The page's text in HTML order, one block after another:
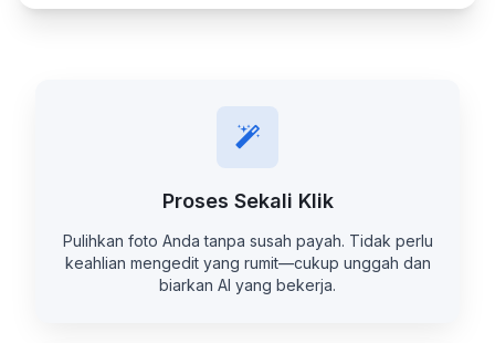
Proses Sekali Klik
Pulihkan foto Anda tanpa susah payah. Tidak perlu
keahlian mengedit yang rumit—cukup unggah dan
biarkan AI yang bekerja.